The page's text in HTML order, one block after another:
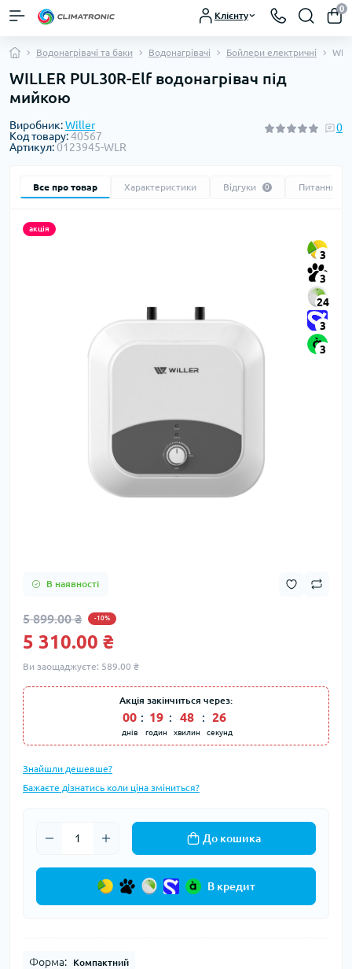
Клієнту
0
Водонагрівачі та баки Водонагрівачі Бойлери електричні
WILLER PUL30R-Elf водонагрівач під
мийкою
Виробник:Willer
Код товару:40567
Артикул:0123945-WLR
0
Все про товар Характеристики Відгуки 0 Питання
акція
3
3
24
3
3
В наявності
5 899.00 ₴ -10%
5 310.00 ₴
Ви заощаджуєте: 589.00 ₴
Акція закінчиться через:
00
днів
: 19
годин
: 48
хвилин
: 26
секунд
Знайшли дешевше?
Бажаєте дізнатись коли ціна зміниться?
До кошика
В кредит
Форма: Компактний